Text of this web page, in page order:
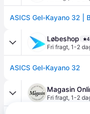
ASICS Gel-Kayano 32 |
Løbeshop
Fri fragt, 1-2
ASICS Gel-Kayano 32
Magasin
Fri fragt, 1-2